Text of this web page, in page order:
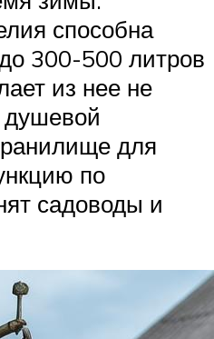
способна
300-500 литров
из нее не
душевой
для
по
садоводы и